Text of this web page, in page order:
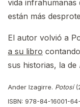
vida infrahumanas
están más
El autor volvió a
a su libro
sus historias, la de
Ander Izagirre. Potosí
ISBN: 978-84-16001-